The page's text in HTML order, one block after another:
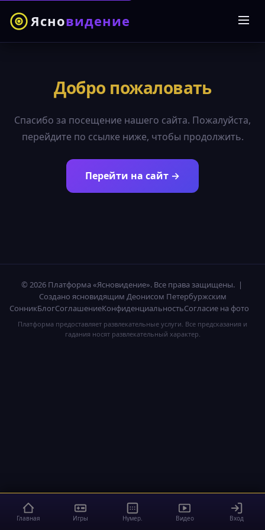
Ясновидение
Добро пожаловать
Спасибо за посещение нашего сайта. Пожалуйста,
перейдите по ссылке ниже, чтобы продолжить.
Перейти на сайт →
© 2026 Платформа «Ясновидение». Все права защищены. |
Создано ясновидящим Деонисом Петербуржским
СонникБлогСоглашениеКонфиденциальностьСогласие на фото
Платформа предоставляет развлекательные услуги. Все предсказания и
гадания носят развлекательный характер.
Главная Игры Нумер. Видео Вход